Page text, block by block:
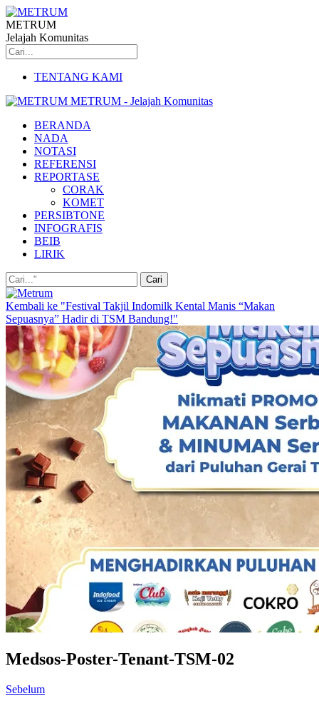
METRUM
Jelajah Komunitas
TENTANG KAMI
METRUM - Jelajah Komunitas
BERANDA
NADA
NOTASI
REFERENSI
REPORTASE
CORAK
KOMET
PERSIBTONE
INFOGRAFIS
BEIB
LIRIK
Kembali ke "Festival Takjil Indomilk Kental Manis “Makan
Sepuasnya” Hadir di TSM Bandung!"
Medsos-Poster-Tenant-TSM-02
Sebelum